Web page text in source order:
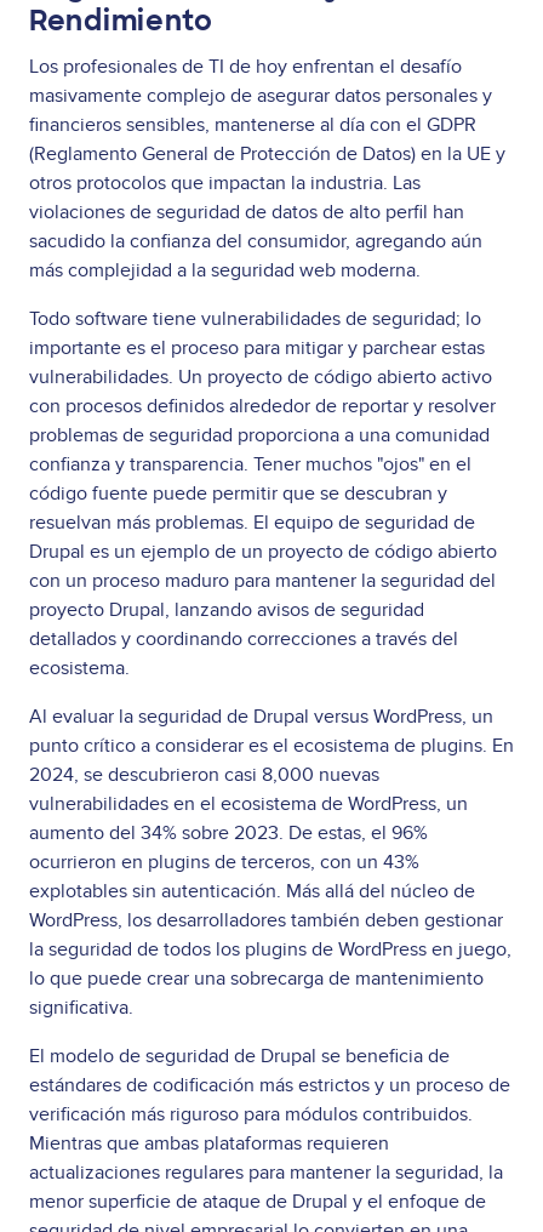
Rendimiento
Los profesionales de TI de hoy enfrentan el desafío
masivamente complejo de asegurar datos personales y
financieros sensibles, mantenerse al día con el GDPR
(Reglamento General de Protección de Datos) en la UE y
otros protocolos que impactan la industria. Las
violaciones de seguridad de datos de alto perfil han
sacudido la confianza del consumidor, agregando aún
más complejidad a la seguridad web moderna.
Todo software tiene vulnerabilidades de seguridad; lo
importante es el proceso para mitigar y parchear estas
vulnerabilidades. Un proyecto de código abierto activo
con procesos definidos alrededor de reportar y resolver
problemas de seguridad proporciona a una comunidad
confianza y transparencia. Tener muchos "ojos" en el
código fuente puede permitir que se descubran y
resuelvan más problemas. El equipo de seguridad de
Drupal es un ejemplo de un proyecto de código abierto
con un proceso maduro para mantener la seguridad del
proyecto Drupal, lanzando avisos de seguridad
detallados y coordinando correcciones a través del
ecosistema.
Al evaluar la seguridad de Drupal versus WordPress, un
punto crítico a considerar es el ecosistema de plugins. En
2024, se descubrieron casi 8,000 nuevas
vulnerabilidades en el ecosistema de WordPress, un
aumento del 34% sobre 2023. De estas, el 96%
ocurrieron en plugins de terceros, con un 43%
explotables sin autenticación. Más allá del núcleo de
WordPress, los desarrolladores también deben gestionar
la seguridad de todos los plugins de WordPress en juego,
lo que puede crear una sobrecarga de mantenimiento
significativa.
El modelo de seguridad de Drupal se beneficia de
estándares de codificación más estrictos y un proceso de
verificación más riguroso para módulos contribuidos.
Mientras que ambas plataformas requieren
actualizaciones regulares para mantener la seguridad, la
menor superficie de ataque de Drupal y el enfoque de